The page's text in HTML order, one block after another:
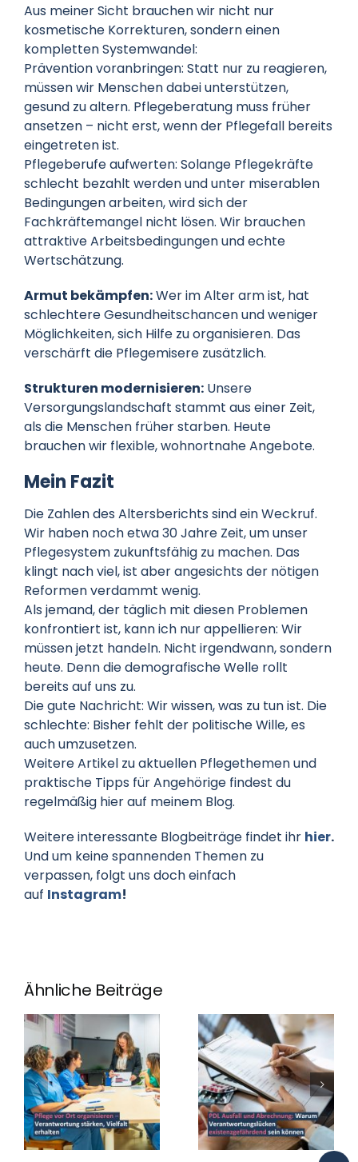
Aus meiner Sicht brauchen wir nicht nur
kosmetische Korrekturen, sondern einen
kompletten Systemwandel:
Prävention voranbringen: Statt nur zu reagieren,
müssen wir Menschen dabei unterstützen,
gesund zu altern. Pflegeberatung muss früher
ansetzen – nicht erst, wenn der Pflegefall bereits
eingetreten ist.
Pflegeberufe aufwerten: Solange Pflegekräfte
schlecht bezahlt werden und unter miserablen
Bedingungen arbeiten, wird sich der
Fachkräftemangel nicht lösen. Wir brauchen
attraktive Arbeitsbedingungen und echte
Wertschätzung.
Armut bekämpfen:Wer im Alter arm ist, hat
schlechtere Gesundheitschancen und weniger
Möglichkeiten, sich Hilfe zu organisieren. Das
verschärft die Pflegemisere zusätzlich.
Strukturen modernisieren:Unsere
Versorgungslandschaft stammt aus einer Zeit,
als die Menschen früher starben. Heute
brauchen wir flexible, wohnortnahe Angebote.
Mein Fazit
Die Zahlen des Altersberichts sind ein Weckruf.
Wir haben noch etwa 30 Jahre Zeit, um unser
Pflegesystem zukunftsfähig zu machen. Das
klingt nach viel, ist aber angesichts der nötigen
Reformen verdammt wenig.
Als jemand, der täglich mit diesen Problemen
konfrontiert ist, kann ich nur appellieren: Wir
müssen jetzt handeln. Nicht irgendwann, sondern
heute. Denn die demografische Welle rollt
bereits auf uns zu.
Die gute Nachricht: Wir wissen, was zu tun ist. Die
schlechte: Bisher fehlt der politische Wille, es
auch umzusetzen.
Weitere Artikel zu aktuellen Pflegethemen und
praktische Tipps für Angehörige findest du
regelmäßig hier auf meinem Blog.
Weitere interessante Blogbeiträge findet ihr hier.
Und um keine spannenden Themen zu
verpassen, folgt uns doch einfach
auf Instagram!
Ähnliche Beiträge